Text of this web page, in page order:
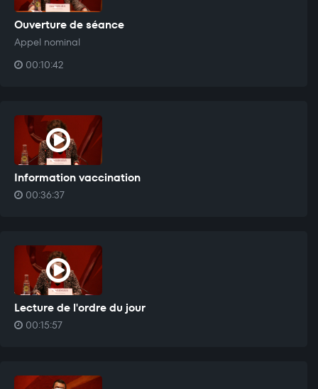
Ouverture de séance
Appel nominal
00:10:42
Information vaccination
00:36:37
Lecture de l'ordre du jour
00:15:57